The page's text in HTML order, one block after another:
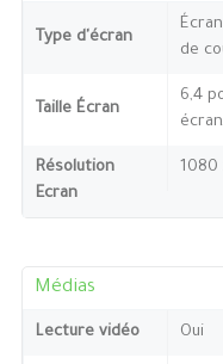
Type d'écran
de
Taille Écran
6,4
Résolution
Ecran
1080
Médias
Lecture vidéo Oui